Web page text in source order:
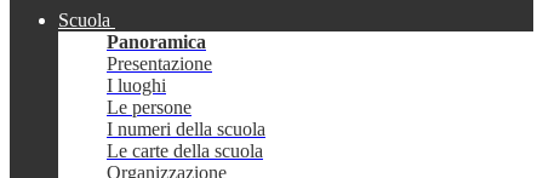
Scuola
Panoramica
Presentazione
I luoghi
Le persone
I numeri della scuola
Le carte della scuola
Organizzazione